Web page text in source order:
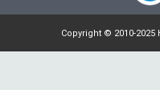
Copyright © 2010-